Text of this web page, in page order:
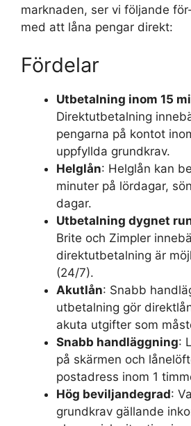
marknaden, ser vi följande
med att låna pengar direkt:
Fördelar
Utbetalning inom 15
Direktutbetalning
pengarna på kontot
uppfyllda grundkrav.
Helglån: Helglån kan
minuter på lördagar,
dagar.
Utbetalning dygnet
Brite och Zimpler
direktutbetalning är
(24/7).
Akutlån: Snabb
utbetalning gör
akuta utgifter som
Snabb handläggning:
på skärmen och
postadress inom 1
Hög beviljandegrad:
grundkrav gällande